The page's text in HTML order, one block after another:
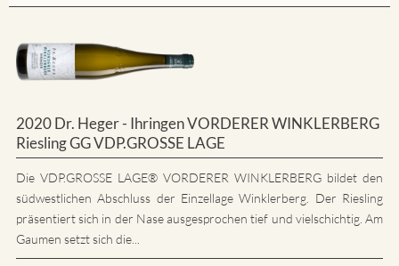
2020 Dr. Heger - Ihringen VORDERER WINKLERBERG
Riesling GG VDP.GROSSE LAGE
Die VDP.GROSSE LAGE® VORDERER WINKLERBERG bildet den
südwestlichen Abschluss der Einzellage Winklerberg. Der Riesling
präsentiert sich in der Nase ausgesprochen tief und vielschichtig. Am
Gaumen setzt sich die...